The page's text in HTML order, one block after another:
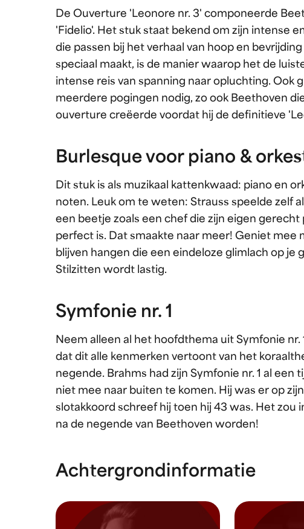
De Ouverture 'Leonore nr. 3' componeerde
'Fidelio'. Het stuk staat bekend om zijn intense
die passen bij het verhaal van hoop en
speciaal maakt, is de manier waarop het de
intense reis van spanning naar opluchting. Ook
meerdere pogingen nodig, zo ook Beethoven
ouverture creëerde voordat hij de definitieve
Burlesque voor piano &
Dit stuk is als muzikaal kattenkwaad: piano en
noten. Leuk om te weten: Strauss speelde zelf
een beetje zoals een chef die zijn eigen
perfect is. Dat smaakte naar meer! Geniet mee
blijven hangen die een eindeloze glimlach op je
Stilzitten wordt lastig.
Symfonie nr. 1
Neem alleen al het hoofdthema uit Symfonie nr.
dat dit alle kenmerken vertoont van het
negende. Brahms had zijn Symfonie nr. 1 al een
niet mee naar buiten te komen. Hij was er op
slotakkoord schreef hij toen hij 43 was. Het zou
na de negende van Beethoven worden!
Achtergrondinformatie